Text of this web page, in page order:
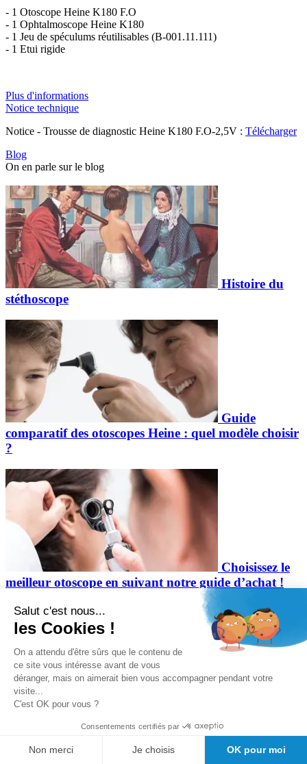
- 1 Otoscope Heine K180 F.O
- 1 Ophtalmoscope Heine K180
- 1 Jeu de spéculums réutilisables (B-001.11.111)
- 1 Etui rigide
Plus d'informations
Notice technique
Notice - Trousse de diagnostic Heine K180 F.O-2,5V : Télécharger
Blog
On en parle sur le blog
Histoire du
stéthoscope
Guide
comparatif des otoscopes Heine : quel modèle choisir
?
Choisissez le
meilleur otoscope en suivant notre guide d’achat !
Salut c'est nous...
les Cookies !
On a attendu d'être sûrs que le contenu de
ce site vous intéresse avant de vous
déranger, mais on aimerait bien vous accompagner pendant votre
visite...
C'est OK pour vous ?
Consentements certifiés par
Non merci Je choisis OK pour moi